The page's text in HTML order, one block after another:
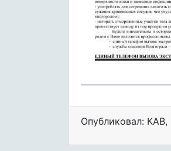
Опубликовал: КАВ,